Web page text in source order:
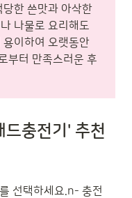
한 쓴맛과 아삭한
나물로 요리해도
이하여 오랫동안
부터 만족스러운 후
드충전기' 추천
선택하세요.n- 충전